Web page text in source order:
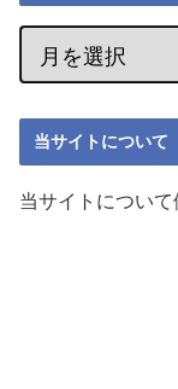
当サイトについて
当サイトについ